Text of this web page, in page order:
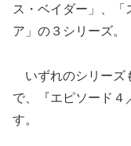
ス・ベイダー」、「
ア」の３シリーズ。
いずれのシリーズ
で、『エピソード４
す。